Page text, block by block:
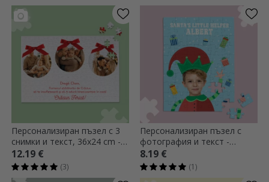
Персонализиран пъзел с 3
снимки и текст, 36x24 cm -
Весели празници
12.19 €
(3)
Персонализиран пъзел с
фотография и текст -
Помощникът на Дядо
Коледа
8.19 €
(1)